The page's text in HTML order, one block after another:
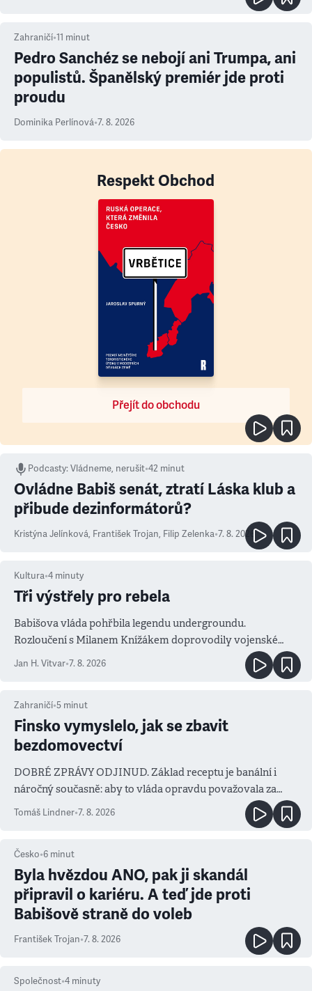
Zahraničí•11 minut
Pedro Sanchéz se nebojí ani Trumpa, ani
populistů. Španělský premiér jde proti
proudu
Dominika Perlínová•7. 8. 2026
Respekt Obchod
Přejít do obchodu
Podcasty:Vládneme, nerušit•42 minut
Ovládne Babiš senát, ztratí Láska klub a
přibude dezinformátorů?
Kristýna Jelínková, František Trojan, Filip Zelenka•7. 8. 2026
Kultura•4 minuty
Tři výstřely pro rebela
Babišova vláda pohřbila legendu undergroundu.
Rozloučení s Milanem Knížákem doprovodily vojenské
salvy i kritika pokrokářů
Jan H. Vitvar•7. 8. 2026
Zahraničí•5 minut
Finsko vymyslelo, jak se zbavit
bezdomovectví
DOBRÉ ZPRÁVY ODJINUD. Základ receptu je banální i
náročný současně: aby to vláda opravdu považovala za
prioritu
Tomáš Lindner•7. 8. 2026
Česko•6 minut
Byla hvězdou ANO, pak ji skandál
připravil o kariéru. A teď jde proti
Babišově straně do voleb
František Trojan•7. 8. 2026
Společnost•4 minuty